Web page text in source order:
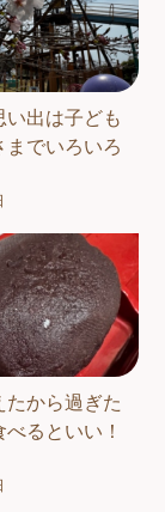
い出は子ども
までいろいろ
たから過ぎた
るといい！